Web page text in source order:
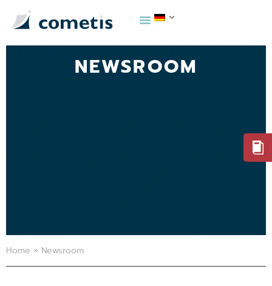
NEWSROOM
Home » Newsroom